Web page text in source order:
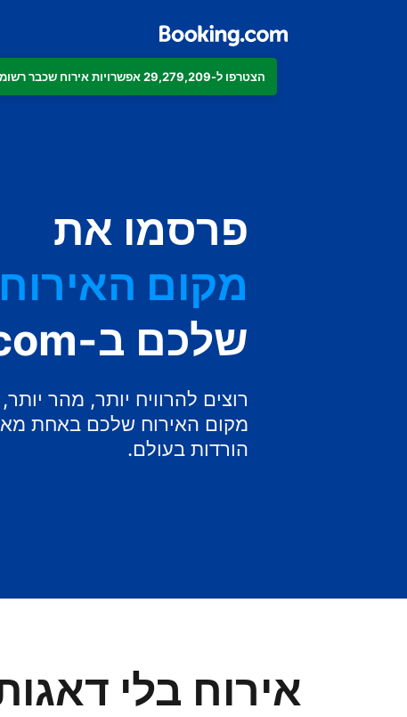
הצטרפו ל-29,279,209 אפשרויות אירוח שכבר רשומות ב-Booking.com
פרסמו את
המלון
מקום
בית ההארחה
ה-B&B
שלכם ב-Booking.com
רוצים להרוויח יותר, מהר
מקום האירוח שלכם באחת
הורדות בעולם.
אירוח בלי